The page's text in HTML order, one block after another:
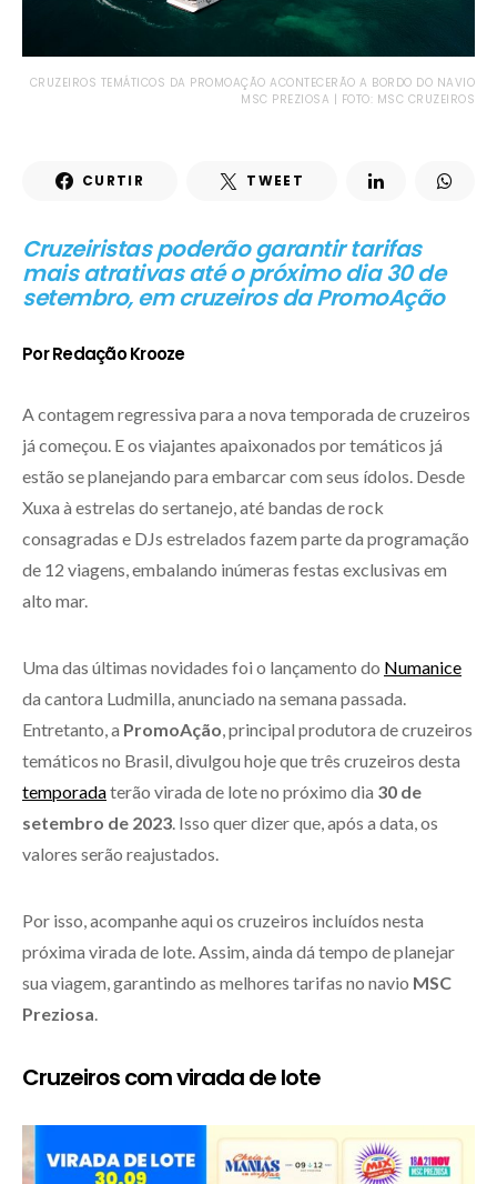
CRUZEIROS TEMÁTICOS DA PROMOAÇÃO ACONTECERÃO A BORDO DO NAVIO
MSC PREZIOSA | FOTO: MSC CRUZEIROS
CURTIR TWEET
Cruzeiristas poderão garantir tarifas
mais atrativas até o próximo dia 30 de
setembro, em cruzeiros da PromoAção
Por Redação Krooze
A contagem regressiva para a nova temporada de cruzeiros
já começou. E os viajantes apaixonados por temáticos já
estão se planejando para embarcar com seus ídolos. Desde
Xuxa à estrelas do sertanejo, até bandas de rock
consagradas e DJs estrelados fazem parte da programação
de 12 viagens, embalando inúmeras festas exclusivas em
alto mar.
Uma das últimas novidades foi o lançamento do Numanice
da cantora Ludmilla, anunciado na semana passada.
Entretanto, a PromoAção , principal produtora de cruzeiros
temáticos no Brasil, divulgou hoje que três cruzeiros desta
temporadaterão virada de lote no próximo dia 30 de
setembro de 2023 . Isso quer dizer que, após a data, os
valores serão reajustados.
Por isso, acompanhe aqui os cruzeiros incluídos nesta
próxima virada de lote. Assim, ainda dá tempo de planejar
sua viagem, garantindo as melhores tarifas no navio MSC
Preziosa
Cruzeiros com virada de lote